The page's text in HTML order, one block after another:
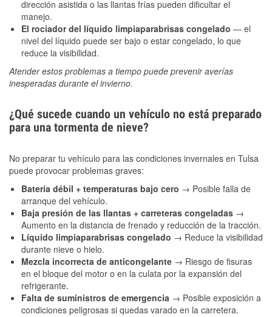
dirección asistida o las llantas frías pueden dificultar el
manejo.
El rociador del líquido limpiaparabrisas congelado — el
nivel del líquido puede ser bajo o estar congelado, lo que
reduce la visibilidad.
Atender estos problemas a tiempo puede prevenir averías
inesperadas durante el invierno.
¿Qué sucede cuando un vehículo no está preparado
para una tormenta de nieve?
No preparar tu vehículo para las condiciones invernales en Tulsa
puede provocar problemas graves:
Batería débil + temperaturas bajo cero → Posible falla de
arranque del vehículo.
Baja presión de las llantas + carreteras congeladas →
Aumento en la distancia de frenado y reducción de la tracción.
Líquido limpiaparabrisas congelado → Reduce la visibilidad
durante nieve o hielo.
Mezcla incorrecta de anticongelante → Riesgo de fisuras
en el bloque del motor o en la culata por la expansión del
refrigerante.
Falta de suministros de emergencia → Posible exposición a
condiciones peligrosas si quedas varado en la carretera.